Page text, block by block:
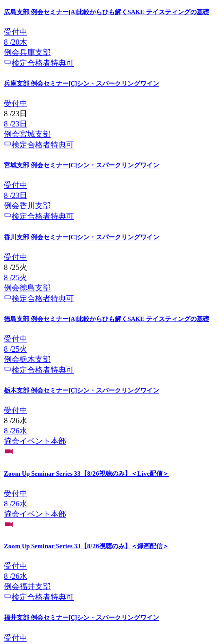
広島支部 例会セミナー[A]比較からひも解くSAKE テイスティングの基礎
受付中
8 /20木
例会兵庫支部
検定合格者特典可
兵庫支部 例会セミナー[C]シン・スパークリングワイン
受付中
8 /23日
8 /23日
例会宮城支部
検定合格者特典可
宮城支部 例会セミナー[C]シン・スパークリングワイン
受付中
8 /23日
例会香川 支部
検定合格者特典可
香川支部 例会セミナー[C]シン・スパークリングワイン
受付中
8 /25火
8 /25火
例会徳島支部
検定合格者特典可
徳島支部 例会セミナー[A]比較からひも解くSAKE テイスティングの基礎
受付中
8 /25火
例会栃木支部
検定合格者特典可
栃木支部 例会セミナー[C]シン・スパークリングワイン
受付中
8 /26水
8 /26水
協会イベント 本部
Zoom Up Seminar Series 33【8/26視聴のみ】＜Live配信＞
受付中
8 /26水
協会イベント 本部
Zoom Up Seminar Series 33【8/26視聴のみ】＜録画配信＞
受付中
8 /26水
例会福井支部
検定合格者特典可
福井支部 例会セミナー[C]シン・スパークリングワイン
受付中